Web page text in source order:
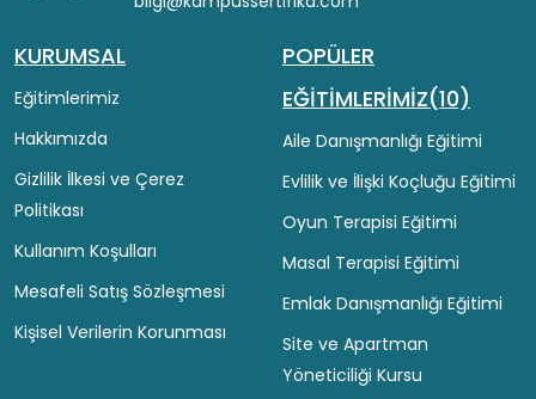
KURUMSAL
Eğitimlerimiz
Hakkımızda
Gizlilik İlkesi ve Çerez
Politikası
Kullanım Koşulları
Mesafeli Satış Sözleşmesi
Kişisel Verilerin Korunması
POPÜLER
EĞİTİMLERİMİZ(10)
Aile Danışmanlığı Eğitimi
Evlilik ve İlişki Koçluğu Eğitimi
Oyun Terapisi Eğitimi
Masal Terapisi Eğitimi
Emlak Danışmanlığı Eğitimi
Site ve Apartman
Yöneticiliği Kursu